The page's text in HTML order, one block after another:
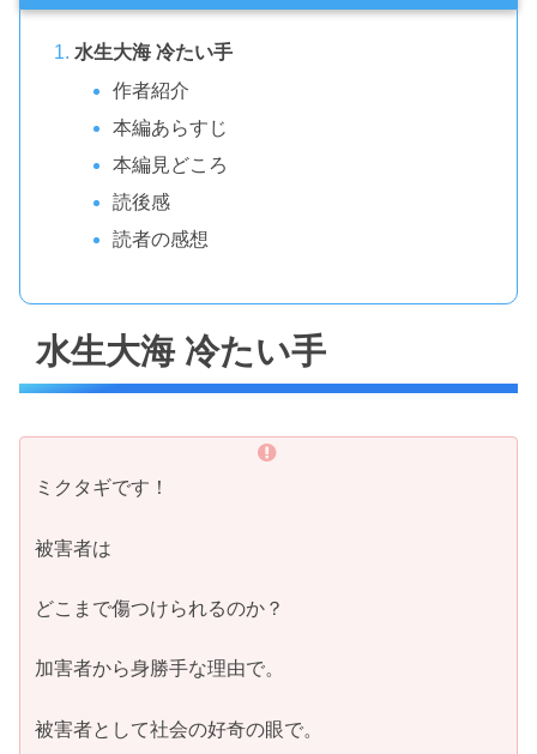
水生大海 冷たい手
作者紹介
本編あらすじ
本編見どころ
読後感
読者の感想
水生大海 冷たい手
ミクタギです！
被害者は
どこまで傷つけられるのか？
加害者から身勝手な理由で。
被害者として社会の好奇の眼で。